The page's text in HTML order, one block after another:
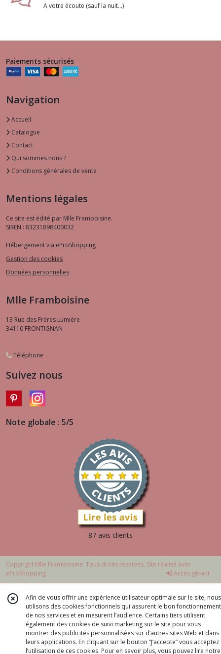
A votre écoute (sauf la nuit...)
Paiements sécurisés
Navigation
Accueil
Catalogue
Contact
Qui sommes nous ?
Conditions générales de vente
Mentions légales
Ce site est édité par Mlle Framboisine.
SIREN : 83231898400032
Hébergement via eProShopping
Gestion des cookies
Données personnelles
Mlle Framboisine
13 Rue des Frères Lumière
34110 FRONTIGNAN
Téléphone
Suivez nous
Note globale : 5/5
87 avis clients
Copyright Mlle Framboisine. Tous droits réservés. Site réalisé avec
eProShopping
Accès gérant
Afin de vous offrir une expérience utilisateur optimale sur le site, nous
utilisons des cookies fonctionnels qui assurent le bon fonctionnement
de nos services et en mesurent l’audience. Certains tiers utilisent
également des cookies de suivi marketing sur le site pour vous
montrer des publicités personnalisées sur d’autres sites Web et dans
leurs applications. En cliquant sur le bouton “J’accepte” vous acceptez
l’utilisation de ces cookies. Pour en savoir plus, vous pouvez lire notre